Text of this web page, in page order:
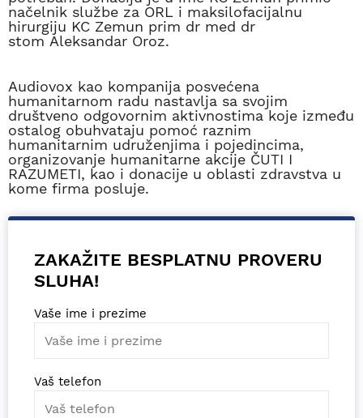
načelnik službe za ORL i maksilofacijalnu
hirurgiju KC Zemun prim dr med dr
stom Aleksandar Oroz.
Audiovox kao kompanija posvećena
humanitarnom radu nastavlja sa svojim
društveno odgovornim aktivnostima koje između
ostalog obuhvataju pomoć raznim
humanitarnim udruženjima i pojedincima,
organizovanje humanitarne akcije ČUTI I
RAZUMETI, kao i donacije u oblasti zdravstva u
kome firma posluje.
ZAKAŽITE BESPLATNU PROVERU
SLUHA!
Vaše ime i prezime
Vaš telefon